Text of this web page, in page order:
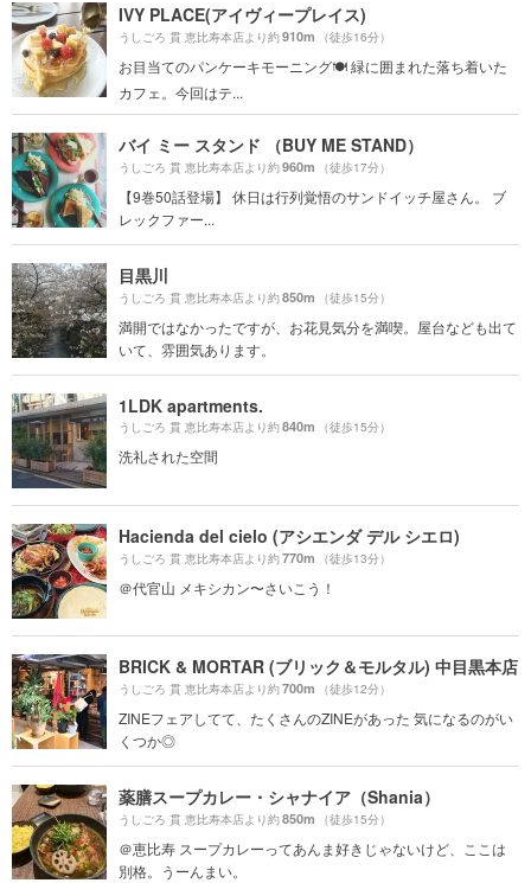
IVY PLACE(アイヴィープレイス)
うしごろ 貫 恵比寿本店より約910m （徒歩16分）
お目当てのパンケーキモーニング🍽 緑に囲まれた落ち着いた
カフェ。今回はテ...
バイ ミー スタンド （BUY ME STAND）
うしごろ 貫 恵比寿本店より約960m （徒歩17分）
【9巻50話登場】 休日は行列覚悟のサンドイッチ屋さん。 ブ
レックファー...
目黒川
うしごろ 貫 恵比寿本店より約850m （徒歩15分）
満開ではなかったですが、お花見気分を満喫。屋台なども出て
いて、雰囲気あります。
1LDK apartments.
うしごろ 貫 恵比寿本店より約840m （徒歩15分）
洗礼された空間
Hacienda del cielo (アシエンダ デル シエロ)
うしごろ 貫 恵比寿本店より約770m （徒歩13分）
＠代官山 メキシカン〜さいこう！
BRICK & MORTAR (ブリック＆モルタル) 中目黒本店
うしごろ 貫 恵比寿本店より約700m （徒歩12分）
ZINEフェアしてて、たくさんのZINEがあった 気になるのがい
くつか◎
薬膳スープカレー・シャナイア（Shania）
うしごろ 貫 恵比寿本店より約850m （徒歩15分）
＠恵比寿 スープカレーってあんま好きじゃないけど、ここは
別格。うーんまい。